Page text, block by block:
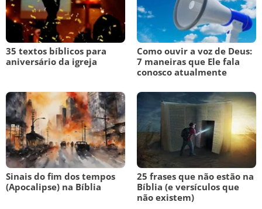
35 textos bíblicos para
aniversário da igreja
Como ouvir a voz de Deus:
7 maneiras que Ele fala
conosco atualmente
Sinais do fim dos tempos
(Apocalipse) na Bíblia
25 frases que não estão na
Bíblia (e versículos que
não existem)